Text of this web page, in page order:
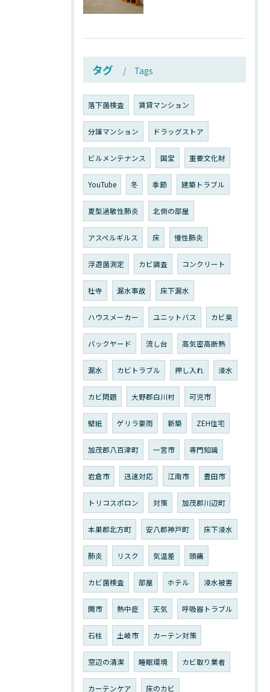
タグ Tags
落下菌検査 賃貸マンション
分譲マンション ドラッグストア
ビルメンテナンス 国宝 重要文化財
YouTube 冬 季節 建築トラブル
夏型過敏性肺炎 北側の部屋
アスペルギルス 床 慢性肺炎
浮遊菌測定 カビ調査 コンクリート
社寺 漏水事故 床下漏水
ハウスメーカー ユニットバス カビ臭
バックヤード 流し台 高気密高断熱
漏水 カビトラブル 押し入れ 浸水
カビ問題 大野郡白川村 可児市
壁紙 ゲリラ豪雨 新築 ZEH住宅
加茂郡八百津町 一宮市 専門知識
岩倉市 迅速対応 江南市 豊田市
トリコスポロン 対策 加茂郡川辺町
本巣郡北方町 安八郡神戸町 床下浸水
肺炎 リスク 気温差 頭痛
カビ菌検査 部屋 ホテル 浸水被害
関市 熱中症 天気 呼吸器トラブル
石柱 土岐市 カーテン対策
窓辺の清潔 睡眠環境 カビ取り業者
カーテンケア 床のカビ